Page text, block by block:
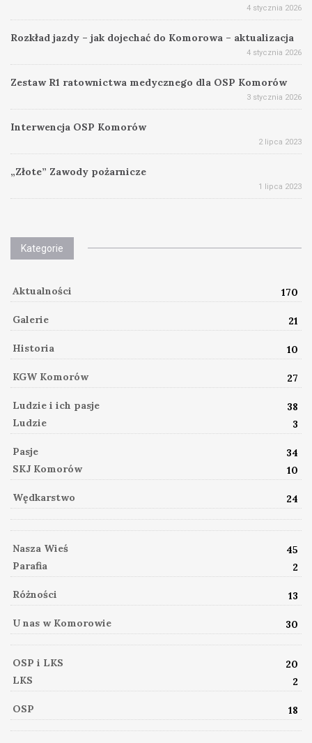
4 stycznia 2026
Rozkład jazdy – jak dojechać do Komorowa – aktualizacja
4 stycznia 2026
Zestaw R1 ratownictwa medycznego dla OSP Komorów
3 stycznia 2026
Interwencja OSP Komorów
2 lipca 2023
„Złote” Zawody pożarnicze
1 lipca 2023
Kategorie
Aktualności 170
Galerie 21
Historia 10
KGW Komorów 27
Ludzie i ich pasje
38
Ludzie
3
Pasje
34
SKJ Komorów
10
Wędkarstwo 24
Nasza Wieś
45
Parafia
2
Różności 13
U nas w Komorowie 30
OSP i LKS
20
LKS
2
OSP 18